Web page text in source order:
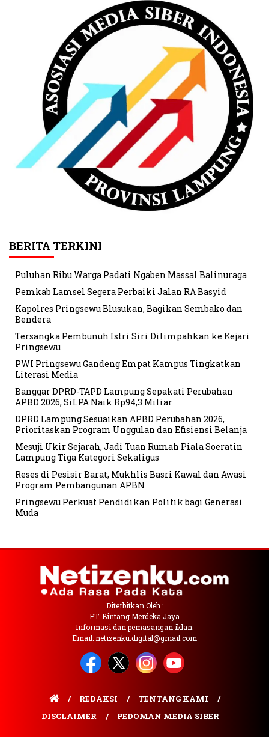
BERITA TERKINI
Puluhan Ribu Warga Padati Ngaben Massal Balinuraga
Pemkab Lamsel Segera Perbaiki Jalan RA Basyid
Kapolres Pringsewu Blusukan, Bagikan Sembako dan
Bendera
Tersangka Pembunuh Istri Siri Dilimpahkan ke Kejari
Pringsewu
PWI Pringsewu Gandeng Empat Kampus Tingkatkan
Literasi Media
Banggar DPRD-TAPD Lampung Sepakati Perubahan
APBD 2026, SiLPA Naik Rp94,3 Miliar
DPRD Lampung Sesuaikan APBD Perubahan 2026,
Prioritaskan Program Unggulan dan Efisiensi Belanja
Mesuji Ukir Sejarah, Jadi Tuan Rumah Piala Soeratin
Lampung Tiga Kategori Sekaligus
Reses di Pesisir Barat, Mukhlis Basri Kawal dan Awasi
Program Pembangunan APBN
Pringsewu Perkuat Pendidikan Politik bagi Generasi
Muda
Diterbitkan Oleh :
PT. Bintang Merdeka Jaya
Informasi dan pemasangan iklan:
Email: netizenku.digital@gmail.com
REDAKSI
TENTANG KAMI
DISCLAIMER
PEDOMAN MEDIA SIBER